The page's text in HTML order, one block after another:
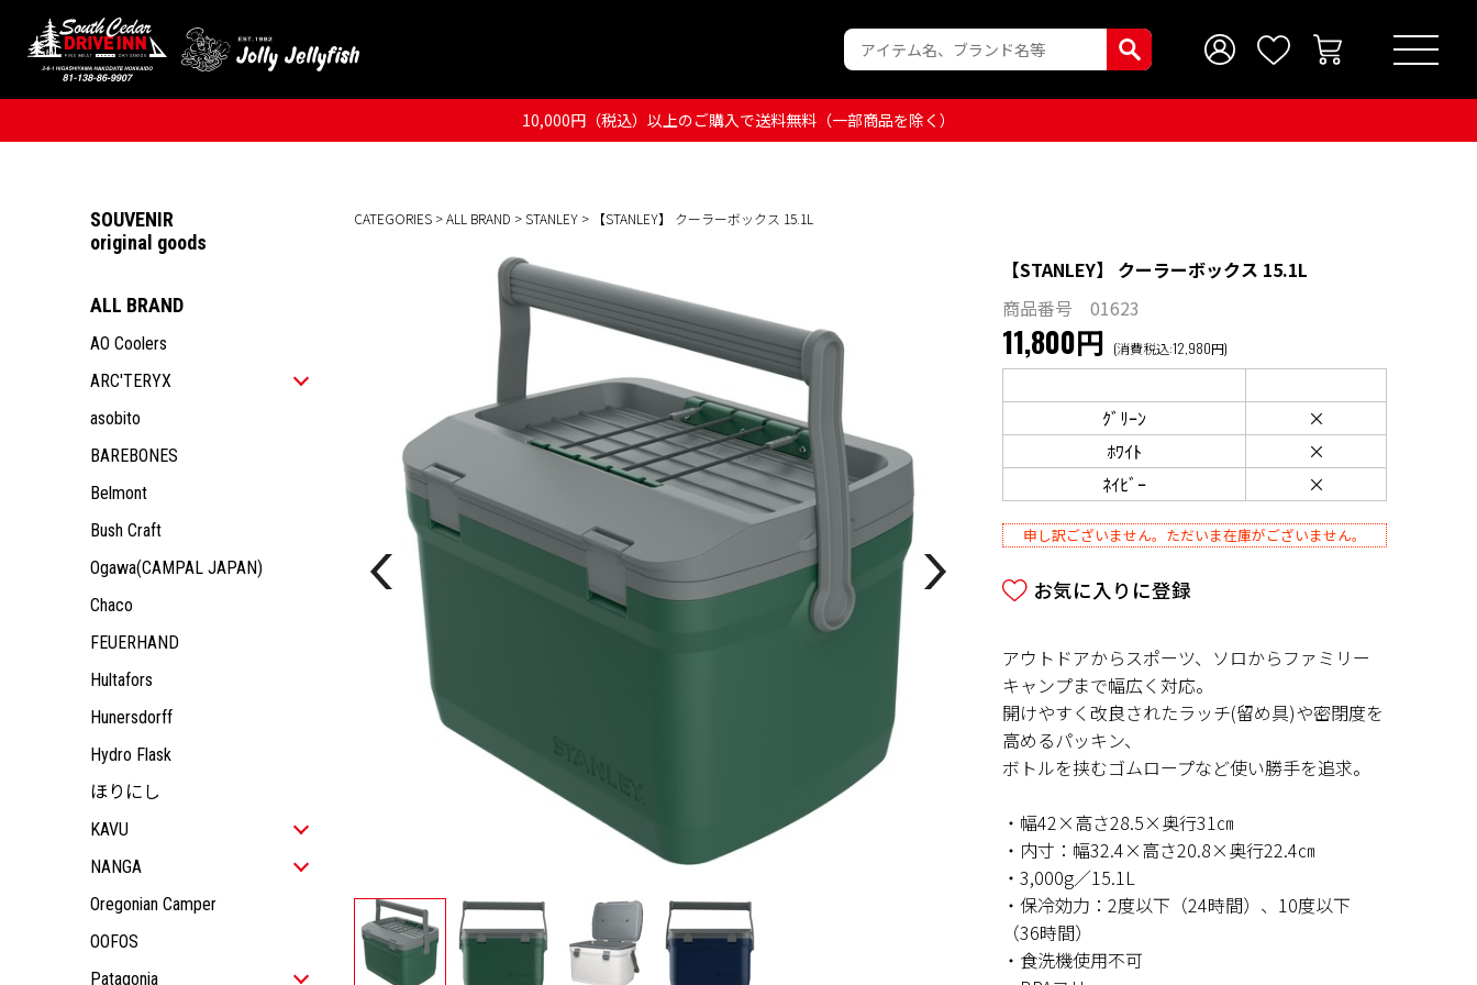
10,000円（税込）以上のご購入で送料無料（一部商品を除く）
SOUVENIR
original goods
ALL BRAND
AO Coolers
ARC'TERYX
ALL ITEM
ALL ITEM
JACKET
TOPS
WOMEN
ALL ITEM
JACKET
PANTS
KIDS
ALL ITEM
TOPS
PANTS
OUTDOOR GEAR
asobito
BAREBONES
Belmont
Bush Craft
Ogawa(CAMPAL JAPAN)
Chaco
FEUERHAND
Hultafors
Hunersdorff
Hydro Flask
ほりにし
KAVU
ALL ITEM
ALL ITEM
JACKET
TOPS
WOMEN
ALL ITEM
JACKET
KIDS
ALL ITEM
OUTDOOR GEAR
NANGA
ALL ITEM
ALL ITEM
JACKET
WOMEN
ALL ITEM
KIDS
Oregonian Camper
OOFOS
Patagonia
CATEGORIES >ALL BRAND >STANLEY > 【STANLEY】 クーラーボックス 15.1L
【STANLEY】 クーラーボックス 15.1L
商品番号 01623
11,800円 (消費税込:12,980円)
ｸﾞﾘｰﾝ
×
ﾎﾜｲﾄ
×
ﾈｲﾋﾞｰ
×
申し訳ございません。ただいま在庫がございません。
アウトドアからスポーツ、ソロからファミリー
キャンプまで幅広く対応。
開けやすく改良されたラッチ(留め具)や密閉度を
高めるパッキン、
ボトルを挟むゴムロープなど使い勝手を追求。
・幅42×高さ28.5×奥行31㎝
・内寸：幅32.4×高さ20.8×奥行22.4㎝
・3,000g／15.1L
・保冷効力：2度以下（24時間）、10度以下
（36時間）
・食洗機使用不可